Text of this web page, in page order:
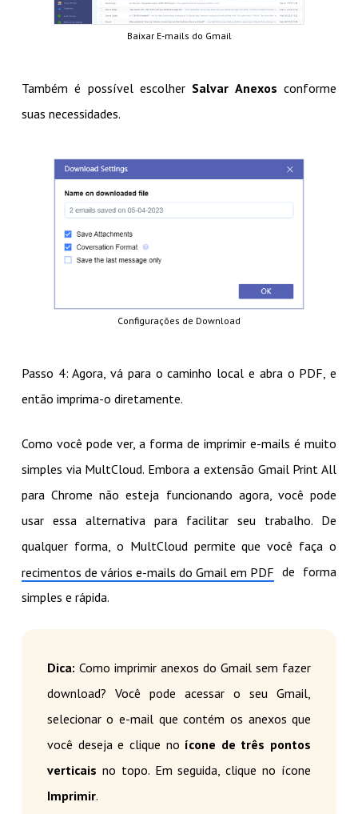
Baixar E-mails do Gmail
Também é possível escolher Salvar Anexosconforme
suas necessidades.
Configurações de Download
Passo 4: Agora, vá para o caminho local e abra o PDF, e
então imprima-o diretamente.
Como você pode ver, a forma de imprimir e-mails é muito
simples via MultCloud. Embora a extensão Gmail Print All
para Chrome não esteja funcionando agora, você pode
usar essa alternativa para facilitar seu trabalho. De
qualquer forma, o MultCloud permite que você faça o
recimentos de vários e-mails do Gmail em PDF de forma
simples e rápida.
Dica: Como imprimir anexos do Gmail sem fazer
download? Você pode acessar o seu Gmail,
selecionar o e-mail que contém os anexos que
você deseja e clique no ícone de três pontos
verticais no topo. Em seguida, clique no ícone
Imprimir.